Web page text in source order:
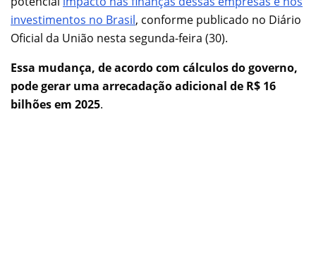
investimentos no Brasil, conforme publicado no Diário
Oficial da União nesta segunda-feira (30).
Essa mudança, de acordo com cálculos do governo,
pode gerar uma arrecadação adicional de R$ 16
bilhões em 2025.